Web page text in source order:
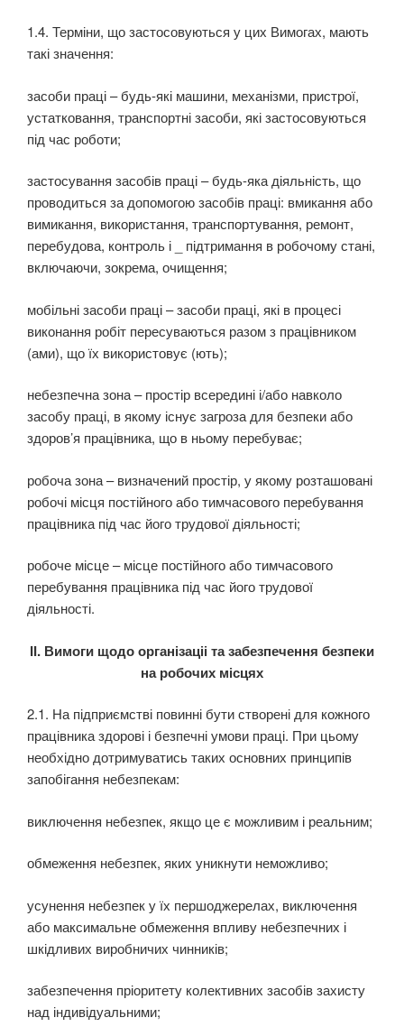
1.4. Терміни, що застосовуються у цих Вимогах, мають
такі значення:
засоби праці – будь-які машини, механізми, пристрої,
устатковання, транспортні засоби, які застосовуються
під час роботи;
застосування засобів праці – будь-яка діяльність, що
проводиться за допомогою засобів праці: вмикання або
вимикання, використання, транспортування, ремонт,
перебудова, контроль і _ підтримання в робочому стані,
включаючи, зокрема, очищення;
мобільні засоби праці – засоби праці, які в процесі
виконання робіт пересуваються разом з працівником
(ами), що їх використовує (ють);
небезпечна зона – простір всередині і/або навколо
засобу праці, в якому існує загроза для безпеки або
здоров’я працівника, що в ньому перебуває;
робоча зона – визначений простір, у якому розташовані
робочі місця постійного або тимча­сового перебування
працівника під час його трудової діяльності;
робоче місце – місце постійного або тимчасового
перебування працівника під час його тру­дової
діяльності.
ІІ. Вимоги щодо організаціі та забезпечення безпеки
на робочих місцях
2.1. На підприємстві повинні бути створені для кожного
працівника здорові і безпечні умови праці. При цьому
необхідно дотримуватись таких основних принципів
запобігання небезпекам:
виключення небезпек, якщо це є можливим і реальним;
обмеження небезпек, яких уникнути неможливо;
усунення небезпек у їх першоджерелах, виключення
або максимальне обмеження впливу не­безпечних і
шкідливих виробничих чинників;
забезпечення пріоритету колективних засобів захисту
над індивідуальними;